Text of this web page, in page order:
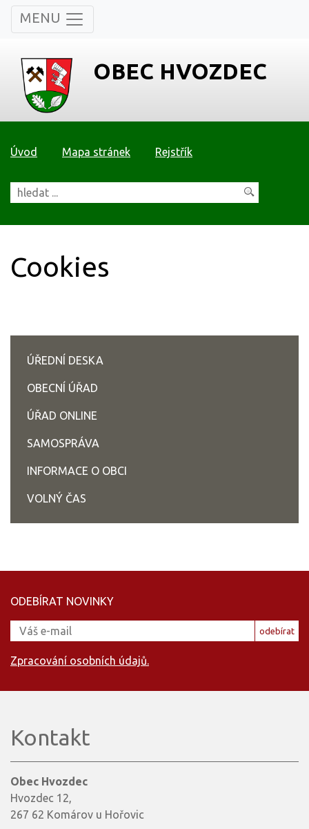
MENU
OBEC HVOZDEC
Úvod Mapa stránek Rejstřík
Cookies
ÚŘEDNÍ DESKA
OBECNÍ ÚŘAD
ÚŘAD ONLINE
SAMOSPRÁVA
INFORMACE O OBCI
VOLNÝ ČAS
ODEBÍRAT NOVINKY
odebírat
Zpracování osobních údajů.
Kontakt
Obec Hvozdec
Hvozdec 12,
267 62 Komárov u Hořovic